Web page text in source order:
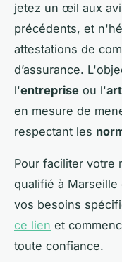
jetez un œil aux
précédents, et
attestations de
d’assurance.
l'entreprise ou l'
en mesure de
respectant les
Pour faciliter votre
qualifié à
vos besoins
ce lien et
toute confiance.